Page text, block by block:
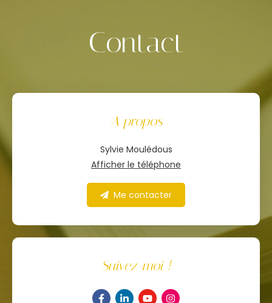
Contact
A propos
Sylvie Moulédous
Afficher le téléphone
Me contacter
Suivez-moi !